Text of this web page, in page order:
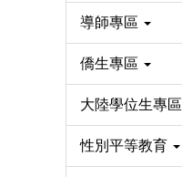
導師專區
僑生專區
大陸學位生專區
性別平等教育